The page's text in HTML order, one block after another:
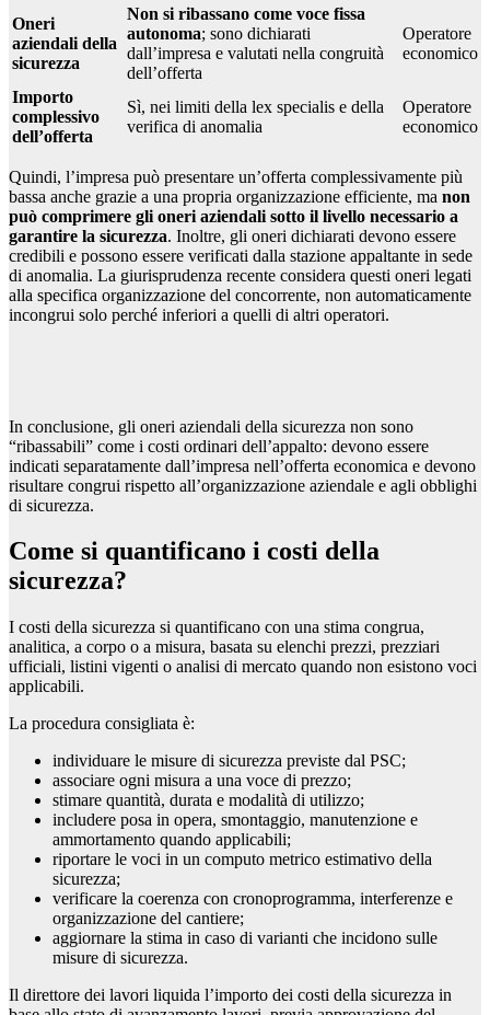
Oneri
aziendali della
sicurezza
Non si ribassano come voce fissa
autonoma; sono dichiarati
dall’impresa e valutati nella congruità
dell’offerta
Operatore
economico
Importo
complessivo
dell’offerta
Sì, nei limiti della lex specialis e della
verifica di anomalia
Operatore
economico
Quindi, l’impresa può presentare un’offerta complessivamente più
bassa anche grazie a una propria organizzazione efficiente, ma non
può comprimere gli oneri aziendali sotto il livello necessario a
garantire la sicurezza. Inoltre, gli oneri dichiarati devono essere
credibili e possono essere verificati dalla stazione appaltante in sede
di anomalia. La giurisprudenza recente considera questi oneri legati
alla specifica organizzazione del concorrente, non automaticamente
incongrui solo perché inferiori a quelli di altri operatori.
In conclusione, gli oneri aziendali della sicurezza non sono
“ribassabili” come i costi ordinari dell’appalto: devono essere
indicati separatamente dall’impresa nell’offerta economica e devono
risultare congrui rispetto all’organizzazione aziendale e agli obblighi
di sicurezza.
Come si quantificano i costi della
sicurezza?
I costi della sicurezza si quantificano con una stima congrua,
analitica, a corpo o a misura, basata su elenchi prezzi, prezziari
ufficiali, listini vigenti o analisi di mercato quando non esistono voci
applicabili.
La procedura consigliata è:
individuare le misure di sicurezza previste dal PSC;
associare ogni misura a una voce di prezzo;
stimare quantità, durata e modalità di utilizzo;
includere posa in opera, smontaggio, manutenzione e
ammortamento quando applicabili;
riportare le voci in un computo metrico estimativo della
sicurezza;
verificare la coerenza con cronoprogramma, interferenze e
organizzazione del cantiere;
aggiornare la stima in caso di varianti che incidono sulle
misure di sicurezza.
Il direttore dei lavori liquida l’importo dei costi della sicurezza in